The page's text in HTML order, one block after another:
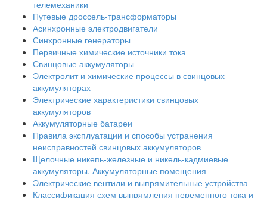
телемеханики
Путевые дроссель-трансформаторы
Асинхронные электродвигатели
Синхронные генераторы
Первичные химические источники тока
Свинцовые аккумуляторы
Электролит и химические процессы в свинцовых
аккумуляторах
Электрические характеристики свинцовых
аккумуляторов
Аккумуляторные батареи
Правила эксплуатации и способы устранения
неисправностей свинцовых аккумуляторов
Щелочные никепь-железные и никель-кадмиевые
аккумуляторы. Аккумуляторные помещения
Электрические вентили и выпрямительные устройства
Классификация схем выпрямления переменного тока и